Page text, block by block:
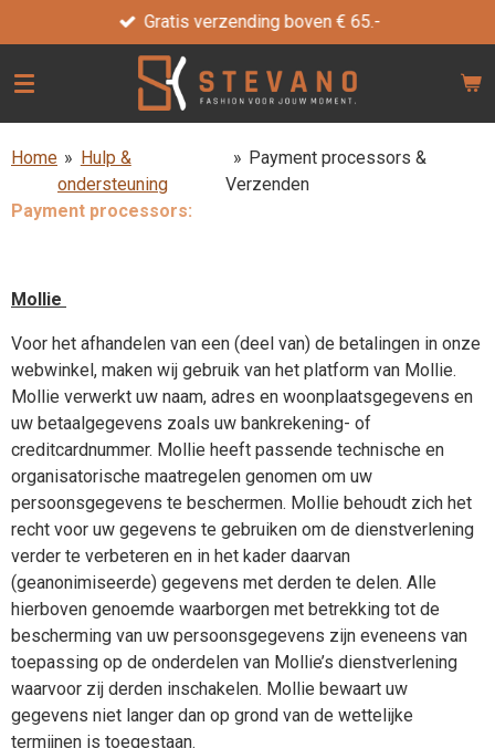
direct
naar
hoofdinhoud
Gratis verzending boven € 65.-
Home » Hulp &
ondersteuning
» Payment processors &
Verzenden
Payment processors:
Mollie
Voor het afhandelen van een (deel van) de betalingen in onze
webwinkel, maken wij gebruik van het platform van Mollie.
Mollie verwerkt uw naam, adres en woonplaatsgegevens en
uw betaalgegevens zoals uw bankrekening- of
creditcardnummer. Mollie heeft passende technische en
organisatorische maatregelen genomen om uw
persoonsgegevens te beschermen. Mollie behoudt zich het
recht voor uw gegevens te gebruiken om de dienstverlening
verder te verbeteren en in het kader daarvan
(geanonimiseerde) gegevens met derden te delen. Alle
hierboven genoemde waarborgen met betrekking tot de
bescherming van uw persoonsgegevens zijn eveneens van
toepassing op de onderdelen van Mollie’s dienstverlening
waarvoor zij derden inschakelen. Mollie bewaart uw
gegevens niet langer dan op grond van de wettelijke
termijnen is toegestaan.